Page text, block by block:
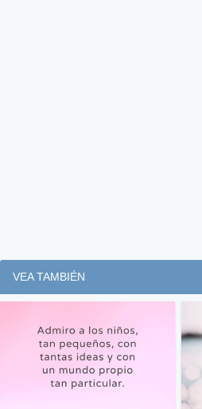
VEA TAMBIÉN